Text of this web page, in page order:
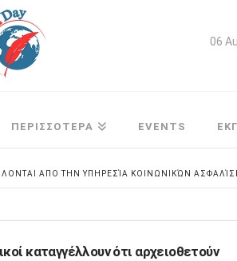
06
ΠΕΡΙΣΣΟΤΕΡΑ EVENTS
ΑΠΟ ΤΗΝ ΥΠΗΡΕΣΊΑ ΚΟΙΝΩΝΙΚΏΝ
καταγγέλλουν ότι αρχειοθετούν